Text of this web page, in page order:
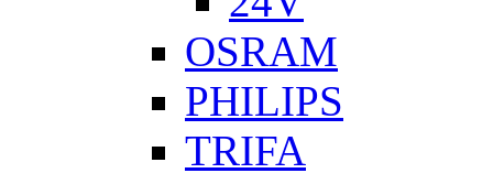
OSRAM
PHILIPS
TRIFA